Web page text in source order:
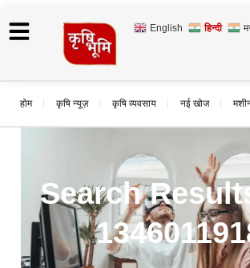
English हिन्दी
होम कृषि न्यूज़ कृषि व्यवसाय नई खोज
Search